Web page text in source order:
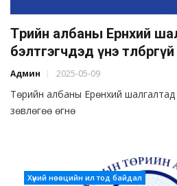
Төрийн албаны Ерөнхий
бэлтгэгчдэд үнэ төлбөргүй
Админ 2025-05-09
Төрийн албаны Ерөнхий шалгалтад
зөвлөгөө өгнө
Хүний нөөцийн ил тод байдал